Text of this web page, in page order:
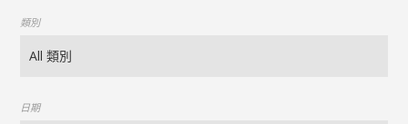
類別
日期